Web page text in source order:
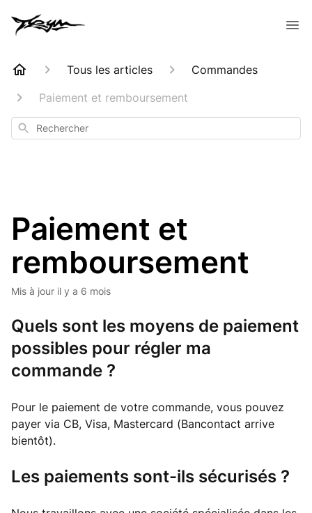
Tous les articles
Commandes
Paiement et remboursement
Rechercher
Paiement et
remboursement
Mis à jour il y a 6 mois
Quels sont les moyens de paiement
possibles pour régler ma
commande ?
Pour le paiement de votre commande, vous pouvez
payer via CB, Visa, Mastercard (Bancontact arrive
bientôt).
Les paiements sont-ils sécurisés ?